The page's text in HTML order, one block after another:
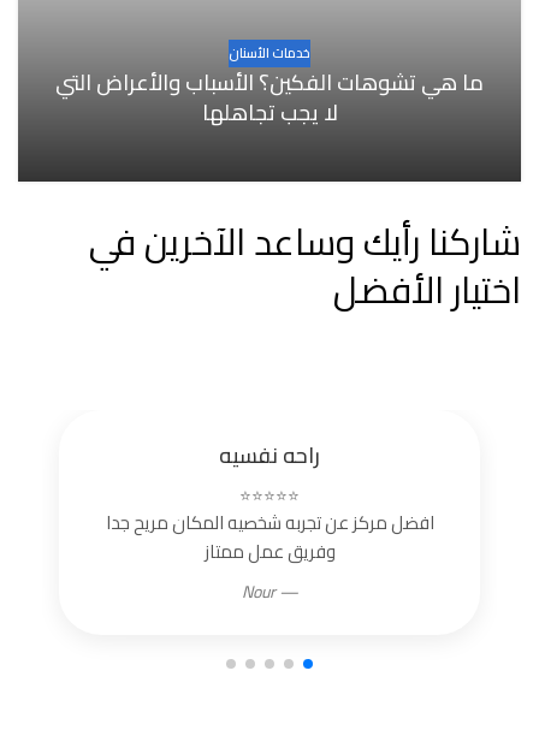
خدمات الأسنان
ما هي تشوهات الفكين؟ الأسباب والأعراض التي
لا يجب تجاهلها
شاركنا رأيك وساعد الآخرين في
اختيار الأفضل
راحه نفسيه
⭐⭐⭐⭐⭐
افضل مركز عن تجربه شخصيه المكان مريح جدا
وفريق عمل ممتاز
— Nour